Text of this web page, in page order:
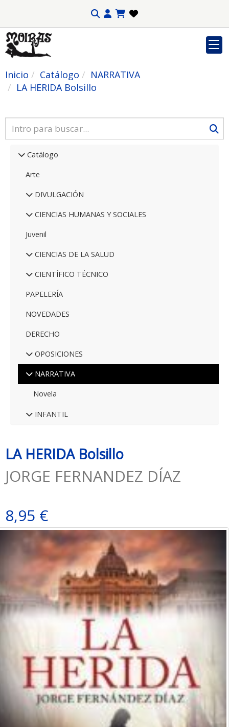
Inicio Catálogo
NARRATIVA
LA HERIDA Bolsillo
Catálogo
Arte
DIVULGACIÓN
CIENCIAS HUMANAS Y SOCIALES
Juvenil
CIENCIAS DE LA SALUD
CIENTÍFICO TÉCNICO
PAPELERÍA
NOVEDADES
DERECHO
OPOSICIONES
NARRATIVA
Novela
INFANTIL
LA HERIDA Bolsillo
JORGE FERNANDEZ DÍAZ
8,95 €